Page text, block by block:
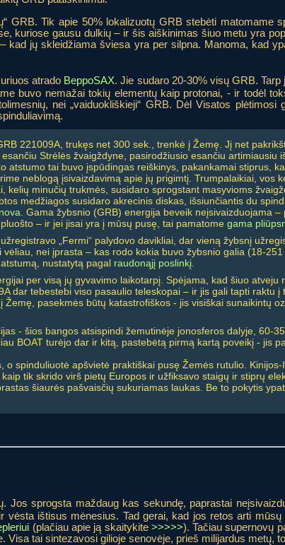
GRB. Tik apie 50% lokalizuotų GRB stebėti matomame
kuriose gausu dulkių – ir šis aiškinimas šiuo metu yra
kad jų skleidžiama šviesa yra per silpna. Manoma, kad
atrado BeppoSAX. Jie sudaro 20-30% visų GRB.
buvo nemažai tokių elementų kaip protonai, - ir todėl
nei „vaiduokliškieji“ GRB. Dėl Visatos
221009A, trukęs net 300 sek., trenkė į Žemę. Jį net
Strėlės žvaigždyne, pasirodžiusio esančiu
atstumo tai buvo įspūdingas reiškinys, pakankamai stiprus,
neblogą įsivaizdavimą apie jų prigimtį. Trumpalaikiai, vos
kelių minučių trukmės, susidaro sprogstant masyvioms
medžiagos susidaro akrecinis diskas, išsiunčiantis du
. Gama žybsnio (GRB) energija beveik neįsivaizduojama
– ir jei jisai yra į mūsų pusę, tai pamatome gama
„Fermi“ palydovo davikliai, dar vieną žybsnį
nei įprasta – kas rodo kokia buvo žybsnio galia (18-
nustatytą pagal raudonąjį poslinkį
per visą jų gyvavimo laikotarpį. Spėjama, kad šiuo
dar tebestebi viso pasaulio teleskopai – ir jis gali tapti raktu
Žemę, pasekmės būtų katastrofiškos - jis visiškai sunaikintų
- šios bangos atsispindi žemutinėje jonosferos dalyje, 60-
BOAT turėjo dar ir kitą, pastebėtą pirmą kartą poveikį - jis
spinduliuotė apšvietė praktiškai pusę Žemės rutulio.
tik skrido virš pietų Europos ir užfiksavo staigų ir stiprų
šiaurės pašvaisčių sukuriamas laukas. Be to pokytis
Jos sprogsta maždaug kas sekundę, paprastai
ištisus mėnesius. Tad gerai, kad jos retos arti
(plačiau apie ją skaitykite >>>>>). Tačiau supernovų
tai sintezavosi gilioje senovėje, prieš milijardus metų,